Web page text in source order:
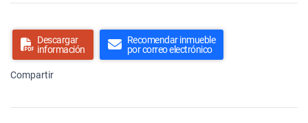
Descargar
información
Recomendar inmueble
por correo electrónico
Compartir